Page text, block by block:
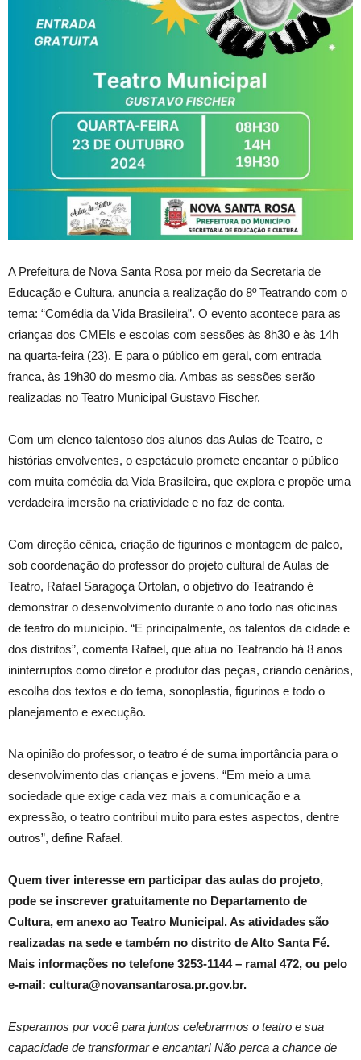
A Prefeitura de Nova Santa Rosa por meio da Secretaria de
Educação e Cultura, anuncia a realização do 8º Teatrando com o
tema: “Comédia da Vida Brasileira”. O evento acontece para as
crianças dos CMEIs e escolas com sessões às 8h30 e às 14h
na quarta-feira (23). E para o público em geral, com entrada
franca, às 19h30 do mesmo dia. Ambas as sessões serão
realizadas no Teatro Municipal Gustavo Fischer.
Com um elenco talentoso dos alunos das Aulas de Teatro, e
histórias envolventes, o espetáculo promete encantar o público
com muita comédia da Vida Brasileira, que explora e propõe uma
verdadeira imersão na criatividade e no faz de conta.
Com direção cênica, criação de figurinos e montagem de palco,
sob coordenação do professor do projeto cultural de Aulas de
Teatro, Rafael Saragoça Ortolan, o objetivo do Teatrando é
demonstrar o desenvolvimento durante o ano todo nas oficinas
de teatro do município. “E principalmente, os talentos da cidade e
dos distritos”, comenta Rafael, que atua no Teatrando há 8 anos
ininterruptos como diretor e produtor das peças, criando cenários,
escolha dos textos e do tema, sonoplastia, figurinos e todo o
planejamento e execução.
Na opinião do professor, o teatro é de suma importância para o
desenvolvimento das crianças e jovens. “Em meio a uma
sociedade que exige cada vez mais a comunicação e a
expressão, o teatro contribui muito para estes aspectos, dentre
outros”, define Rafael.
Quem tiver interesse em participar das aulas do projeto,
pode se inscrever gratuitamente no Departamento de
Cultura, em anexo ao Teatro Municipal.As atividades são
realizadas na sede e também no distrito de Alto Santa Fé.
Mais informações no telefone 3253-1144 – ramal 472, ou pelo
e-mail: cultura@novansantarosa.pr.gov.br.
Esperamos por você para juntos celebrarmos o teatro e sua
capacidade de transformar e encantar! Não perca a chance de